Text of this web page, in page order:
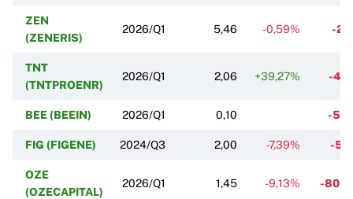
ZEN
(ZENERIS)
2026/Q1 5,46 -0,59% -
TNT
(TNTPROENR)
2026/Q1 2,06 +39,27% -
BEE (BEEIN) 2026/Q1 0,10 -
FIG (FIGENE) 2024/Q3 2,00 -7,39% -
OZE
(OZECAPITAL)
2026/Q1 1,45 -9,13% -